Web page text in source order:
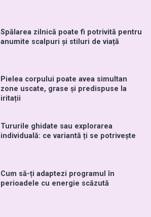
Spălarea zilnică poate fi potrivită pentru
anumite scalpuri și stiluri de viață
Pielea corpului poate avea simultan
zone uscate, grase și predispuse la
iritații
Tururile ghidate sau explorarea
individuală: ce variantă ți se potrivește
Cum să-ți adaptezi programul în
perioadele cu energie scăzută